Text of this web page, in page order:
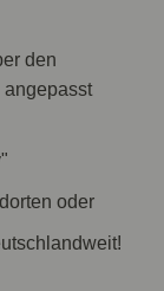
den
angepasst
oder